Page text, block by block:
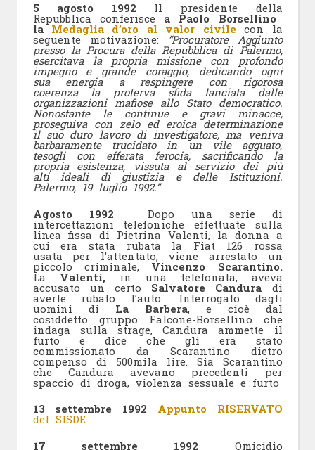
5 agosto 1992 Il presidente della
Repubblica conferisce a Paolo Borsellino
la Medaglia d’oro al valor civilecon la
seguente motivazione: “Procuratore Aggiunto
presso la Procura della Repubblica di Palermo,
esercitava la propria missione con profondo
impegno e grande coraggio, dedicando ogni
sua energia a respingere con rigorosa
coerenza la proterva sfida lanciata dalle
organizzazioni mafiose allo Stato democratico.
Nonostante le continue e gravi minacce,
proseguiva con zelo ed eroica determinazione
il suo duro lavoro di investigatore, ma veniva
barbaramente trucidato in un vile agguato,
tesogli con efferata ferocia, sacrificando la
propria esistenza, vissuta al servizio dei più
alti ideali di giustizia e delle Istituzioni.
Palermo, 19 luglio 1992.”
Agosto 1992
Dopo una serie di
intercettazioni telefoniche effettuate sulla
linea fissa di Pietrina Valenti, la donna a
cui era stata rubata la Fiat 126 rossa
usata per l’attentato, viene arrestato un
piccolo criminale, Vincenzo Scarantino.
La Valenti,in una telefonata, aveva
accusato un certo Salvatore Candura di
averle rubato l’auto. Interrogato dagli
uomini di La Barbera, e cioè dal
cosiddetto gruppo Falcone-Borsellino che
indaga sulla strage, Candura ammette il
furto e dice che gli era stato
commissionato da Scarantino dietro
compenso di 500mila lire. Sia Scarantino
che Candura avevano precedenti per
spaccio di droga, violenza sessuale e furto
13 settembre 1992
Appunto RISERVATO
del SISDE
17 settembre 1992 Omicidio